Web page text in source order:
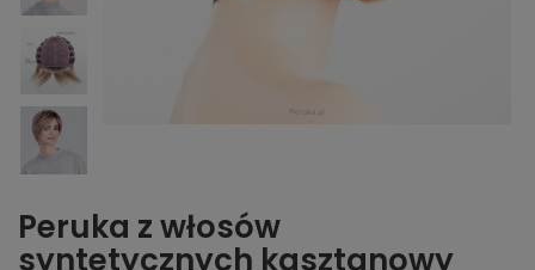
Peruka z włosów
syntetycznych kasztanowy